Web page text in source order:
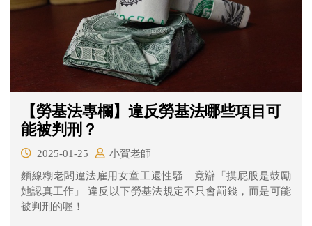
【勞基法專欄】違反勞基法哪些項目可
能被判刑？
2025-01-25
小賀老師
麵線糊老闆違法雇用女童工還性騷 竟辯「摸屁股是鼓勵
她認真工作」 違反以下勞基法規定不只會罰錢，而是可能
被判刑的喔！